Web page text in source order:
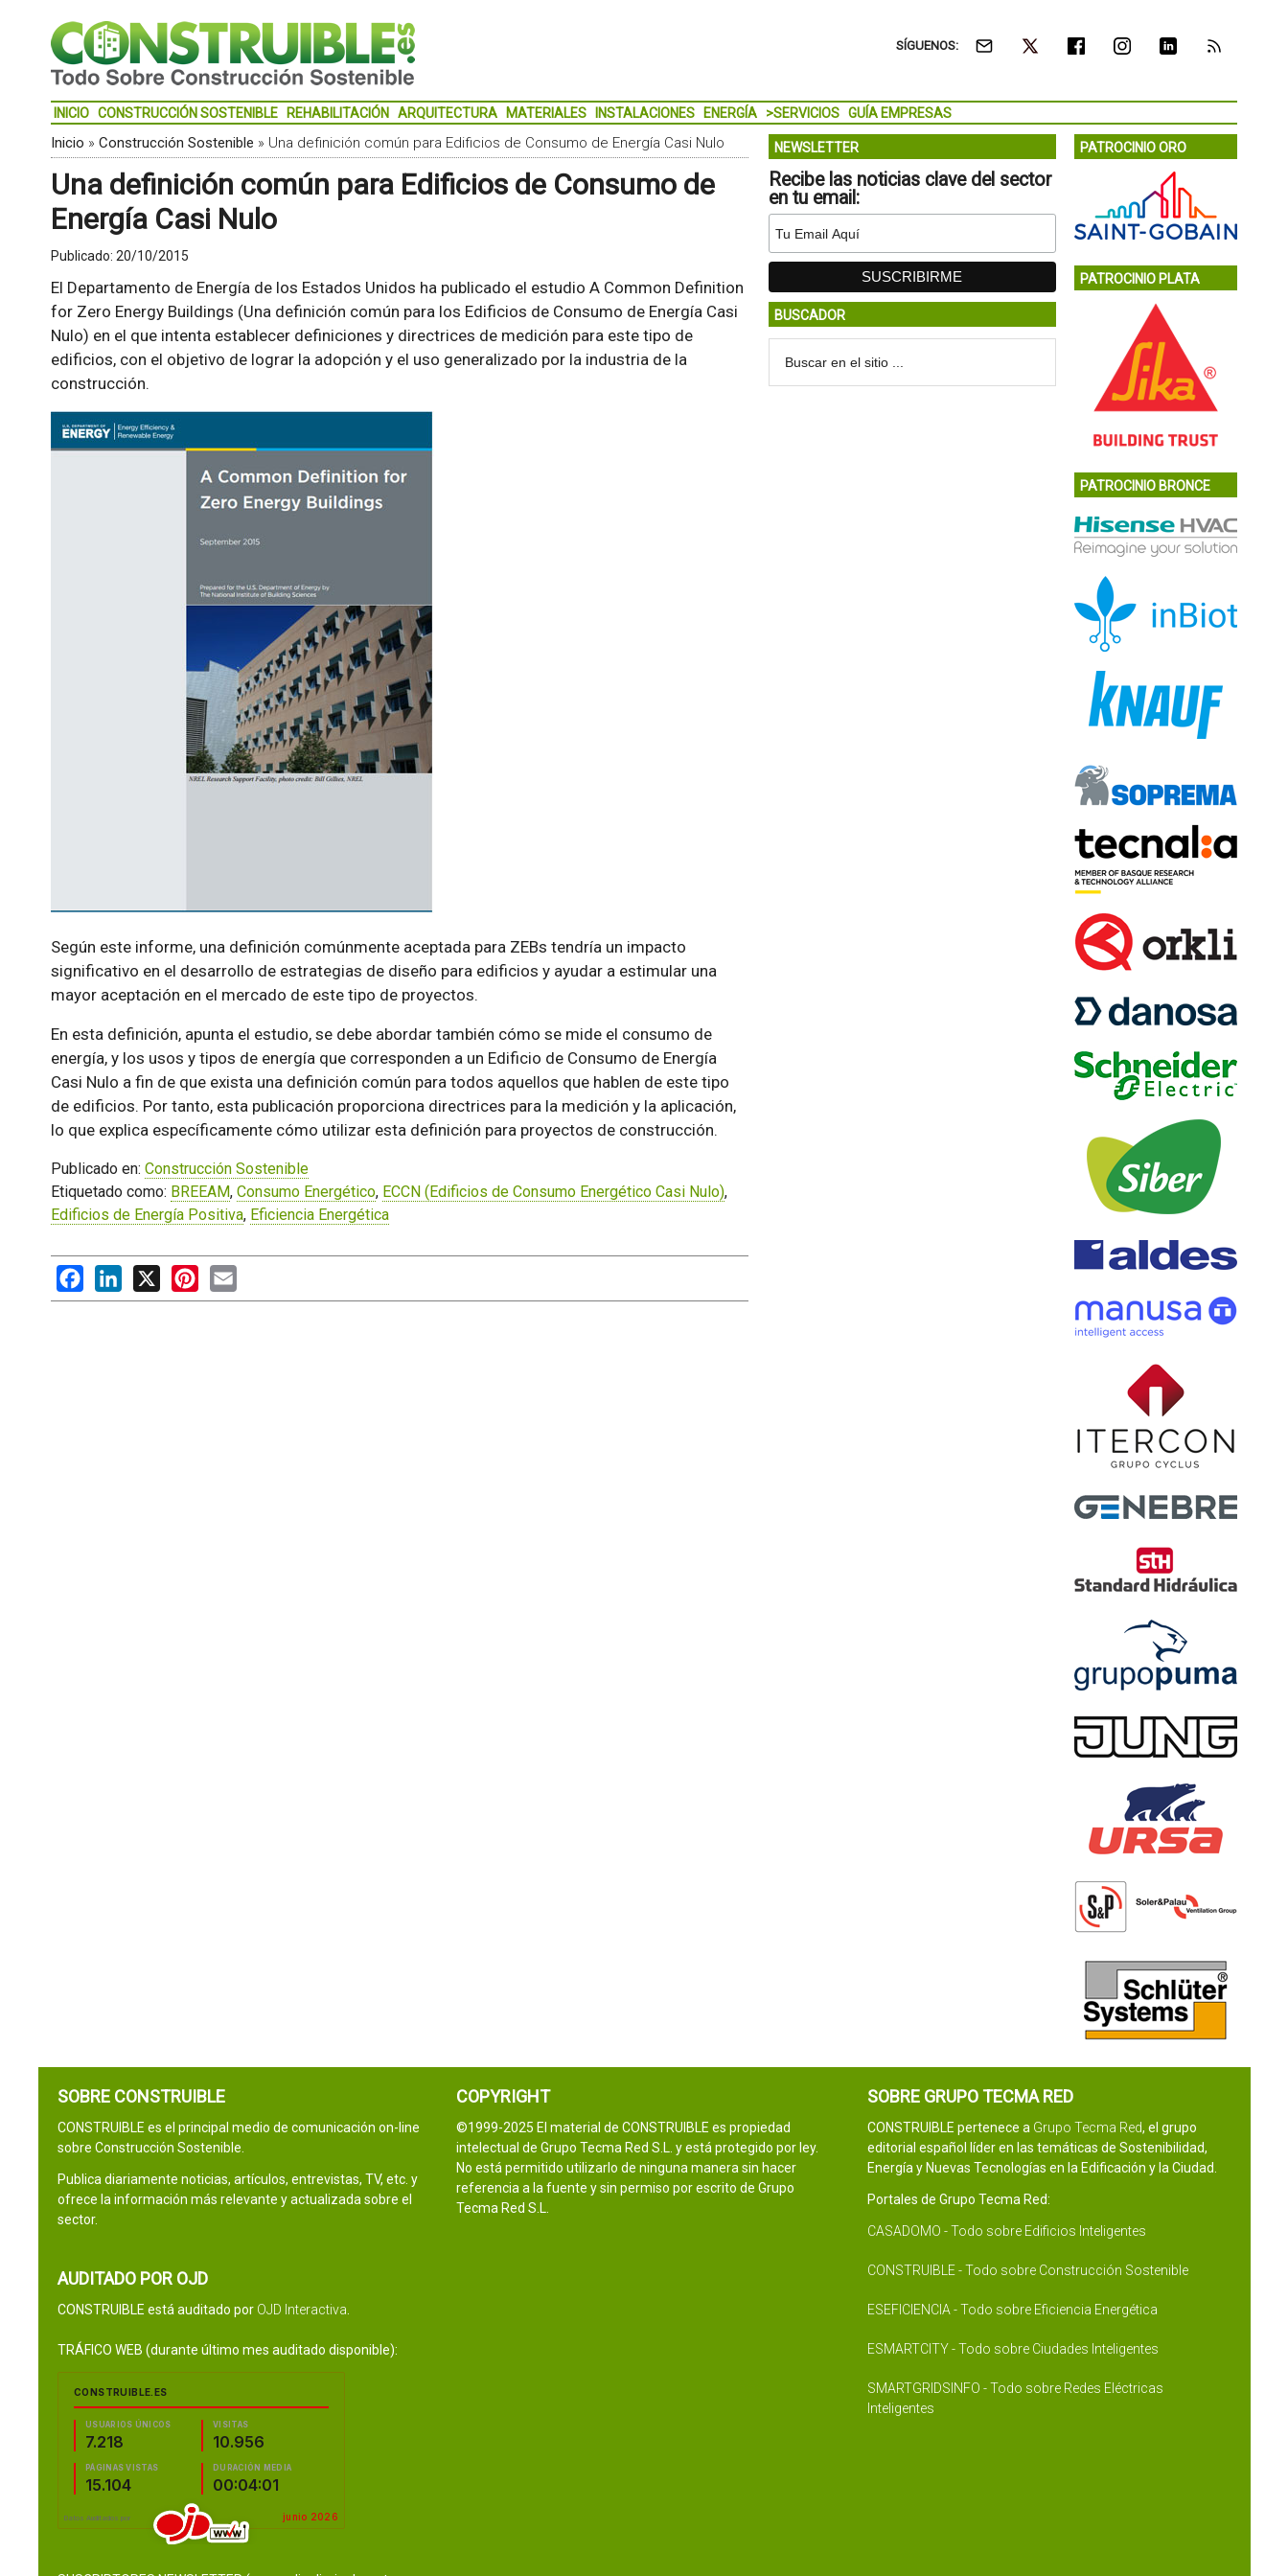
SÍGUENOS:
INICIO CONSTRUCCIÓN SOSTENIBLE REHABILITACIÓN ARQUITECTURA MATERIALES INSTALACIONES ENERGÍA >SERVICIOS GUÍA EMPRESAS
Inicio » Construcción Sostenible » Una definición común para Edificios de Consumo de Energía Casi Nulo
Una definición común para Edificios de Consumo de
Energía Casi Nulo
Publicado: 20/10/2015
El Departamento de Energía de los Estados Unidos ha publicado el estudio A Common Definition
for Zero Energy Buildings (Una definición común para los Edificios de Consumo de Energía Casi
Nulo) en el que intenta establecer definiciones y directrices de medición para este tipo de
edificios, con el objetivo de lograr la adopción y el uso generalizado por la industria de la
construcción.
Según este informe, una definición comúnmente aceptada para ZEBs tendría un impacto
significativo en el desarrollo de estrategias de diseño para edificios y ayudar a estimular una
mayor aceptación en el mercado de este tipo de proyectos.
En esta definición, apunta el estudio, se debe abordar también cómo se mide el consumo de
energía, y los usos y tipos de energía que corresponden a un Edificio de Consumo de Energía
Casi Nulo a fin de que exista una definición común para todos aquellos que hablen de este tipo
de edificios. Por tanto, esta publicación proporciona directrices para la medición y la aplicación,
lo que explica específicamente cómo utilizar esta definición para proyectos de construcción.
Publicado en: Construcción Sostenible
Etiquetado como: BREEAM, Consumo Energético, ECCN (Edificios de Consumo Energético Casi Nulo),
Edificios de Energía Positiva, Eficiencia Energética
FacebookLinkedIn
X PinterestEmail
NEWSLETTER
Recibe las noticias clave del sector
en tu email:
BUSCADOR
PATROCINIO ORO
PATROCINIO PLATA
PATROCINIO BRONCE
SOBRE CONSTRUIBLE
CONSTRUIBLE es el principal medio de comunicación on-line
sobre Construcción Sostenible.
Publica diariamente noticias, artículos, entrevistas, TV, etc. y
ofrece la información más relevante y actualizada sobre el
sector.
AUDITADO POR OJD
CONSTRUIBLE está auditado por OJD Interactiva
TRÁFICO WEB (durante último mes auditado disponible):
COPYRIGHT
©1999-2025 El material de CONSTRUIBLE es propiedad
intelectual de Grupo Tecma Red S.L. y está protegido por ley.
No está permitido utilizarlo de ninguna manera sin hacer
referencia a la fuente y sin permiso por escrito de Grupo
Tecma Red S.L.
SOBRE GRUPO TECMA RED
CONSTRUIBLE pertenece a Grupo Tecma Red, el grupo
editorial español líder en las temáticas de Sostenibilidad,
Energía y Nuevas Tecnologías en la Edificación y la Ciudad.
Portales de Grupo Tecma Red:
CASADOMO - Todo sobre Edificios Inteligentes
CONSTRUIBLE - Todo sobre Construcción Sostenible
ESEFICIENCIA - Todo sobre Eficiencia Energética
ESMARTCITY - Todo sobre Ciudades Inteligentes
SMARTGRIDSINFO - Todo sobre Redes Eléctricas
Inteligentes